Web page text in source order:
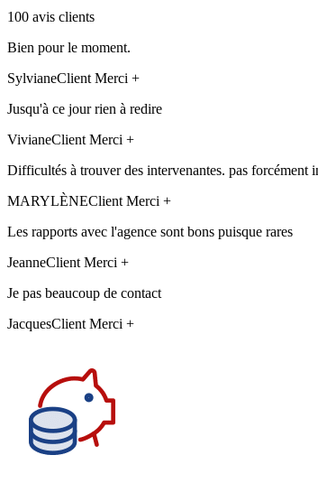
100 avis clients
Bien pour le moment.
SylvianeClient Merci +
Jusqu'à ce jour rien à redire
VivianeClient Merci +
Difficultés à trouver des intervenantes. pas forcément
MARYLÈNEClient Merci +
Les rapports avec l'agence sont bons puisque rares
JeanneClient Merci +
Je pas beaucoup de contact
JacquesClient Merci +